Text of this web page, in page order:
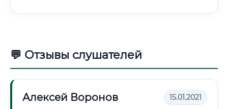
💬 Отзывы слушателей
Алексей Воронов 15.01.2021